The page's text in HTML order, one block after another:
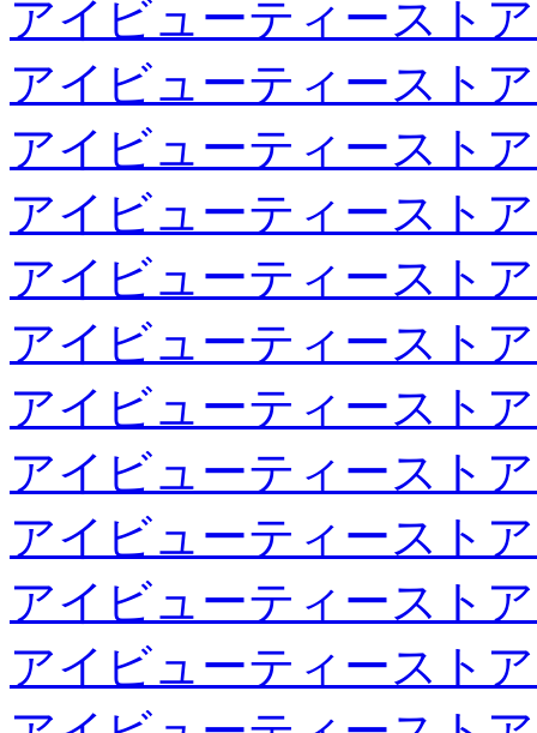
アイビューティースト
アイビューティースト
アイビューティースト
アイビューティースト
アイビューティースト
アイビューティースト
アイビューティースト
アイビューティースト
アイビューティースト
アイビューティースト
アイビューティースト